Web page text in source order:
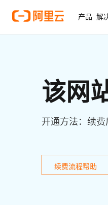
产品 解
该网
开通方法：续
续费流程帮助